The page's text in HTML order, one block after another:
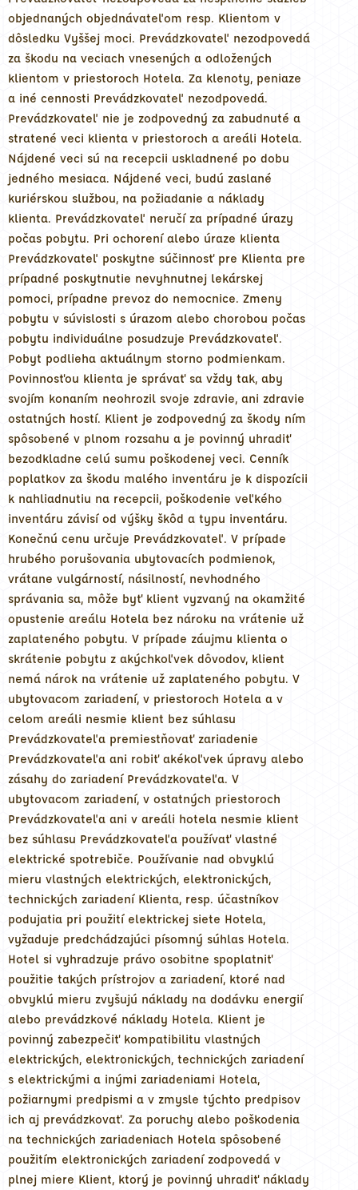
objednaných objednávateľom resp. Klientom v
dôsledku Vyššej moci. Prevádzkovateľ nezodpovedá
za škodu na veciach vnesených a odložených
klientom v priestoroch Hotela. Za klenoty, peniaze
a iné cennosti Prevádzkovateľ nezodpovedá.
Prevádzkovateľ nie je zodpovedný za zabudnuté a
stratené veci klienta v priestoroch a areáli Hotela.
Nájdené veci sú na recepcii uskladnené po dobu
jedného mesiaca. Nájdené veci, budú zaslané
kuriérskou službou, na požiadanie a náklady
klienta. Prevádzkovateľ neručí za prípadné úrazy
počas pobytu. Pri ochorení alebo úraze klienta
Prevádzkovateľ poskytne súčinnosť pre Klienta pre
prípadné poskytnutie nevyhnutnej lekárskej
pomoci, prípadne prevoz do nemocnice. Zmeny
pobytu v súvislosti s úrazom alebo chorobou počas
pobytu individuálne posudzuje Prevádzkovateľ.
Pobyt podlieha aktuálnym storno podmienkam.
Povinnosťou klienta je správať sa vždy tak, aby
svojím konaním neohrozil svoje zdravie, ani zdravie
ostatných hostí. Klient je zodpovedný za škody ním
spôsobené v plnom rozsahu a je povinný uhradiť
bezodkladne celú sumu poškodenej veci. Cenník
poplatkov za škodu malého inventáru je k dispozícii
k nahliadnutiu na recepcii, poškodenie veľkého
inventáru závisí od výšky škôd a typu inventáru.
Konečnú cenu určuje Prevádzkovateľ. V prípade
hrubého porušovania ubytovacích podmienok,
vrátane vulgárností, násilností, nevhodného
správania sa, môže byť klient vyzvaný na okamžité
opustenie areálu Hotela bez nároku na vrátenie už
zaplateného pobytu. V prípade záujmu klienta o
skrátenie pobytu z akýchkoľvek dôvodov, klient
nemá nárok na vrátenie už zaplateného pobytu. V
ubytovacom zariadení, v priestoroch Hotela a v
celom areáli nesmie klient bez súhlasu
Prevádzkovateľa premiestňovať zariadenie
Prevádzkovateľa ani robiť akékoľvek úpravy alebo
zásahy do zariadení Prevádzkovateľa. V
ubytovacom zariadení, v ostatných priestoroch
Prevádzkovateľa ani v areáli hotela nesmie klient
bez súhlasu Prevádzkovateľa používať vlastné
elektrické spotrebiče. Používanie nad obvyklú
mieru vlastných elektrických, elektronických,
technických zariadení Klienta, resp. účastníkov
podujatia pri použití elektrickej siete Hotela,
vyžaduje predchádzajúci písomný súhlas Hotela.
Hotel si vyhradzuje právo osobitne spoplatniť
použitie takých prístrojov a zariadení, ktoré nad
obvyklú mieru zvyšujú náklady na dodávku energií
alebo prevádzkové náklady Hotela. Klient je
povinný zabezpečiť kompatibilitu vlastných
elektrických, elektronických, technických zariadení
s elektrickými a inými zariadeniami Hotela,
požiarnymi predpismi a v zmysle týchto predpisov
ich aj prevádzkovať. Za poruchy alebo poškodenia
na technických zariadeniach Hotela spôsobené
použitím elektronických zariadení zodpovedá v
plnej miere Klient, ktorý je povinný uhradiť náklady